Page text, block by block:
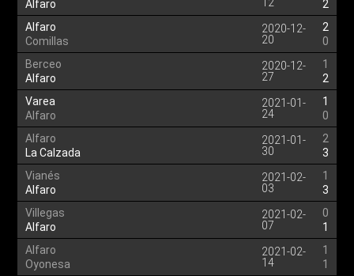
Alfaro
2
Alfaro
Comillas
2020-12-
20
2
0
Berceo
Alfaro
2020-12-
27
1
2
Varea
Alfaro
2021-01-
24
1
0
Alfaro
La Calzada
2021-01-
30
2
3
Vianés
Alfaro
2021-02-
03
1
3
Villegas
Alfaro
2021-02-
07
0
1
Alfaro
Oyonesa
2021-02-
14
1
1